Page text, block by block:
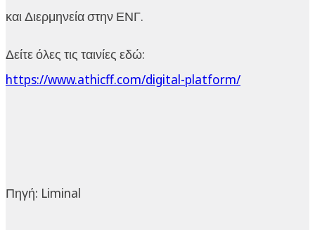
και Διερμηνεία στην ΕΝΓ.
Δείτε όλες τις ταινίες εδώ:
https://www.athicff.com/digital-platform/
Πηγή: Liminal